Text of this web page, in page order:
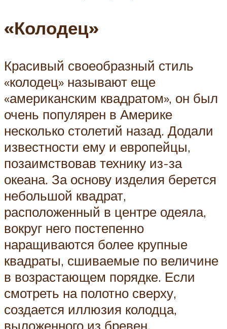
«Колодец»
Красивый своеобразный стиль
«колодец» называют еще
«американским квадратом», он был
очень популярен в Америке
несколько столетий назад. Додали
известности ему и европейцы,
позаимствовав технику из-за
океана. За основу изделия берется
небольшой квадрат,
расположенный в центре одеяла,
вокруг него постепенно
наращиваются более крупные
квадраты, сшиваемые по величине
в возрастающем порядке. Если
смотреть на полотно сверху,
создается иллюзия колодца,
выложенного из бревен.